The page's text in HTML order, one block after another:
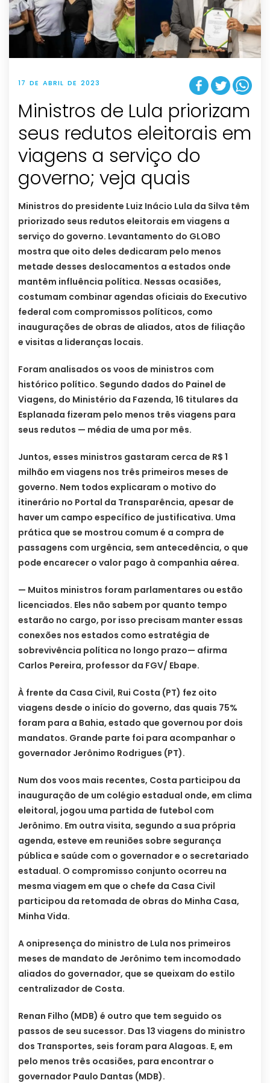
17 DE ABRIL DE 2023
Ministros de Lula priorizam
seus redutos eleitorais em
viagens a serviço do
governo; veja quais
Ministros do presidente Luiz Inácio Lula da Silva têm
priorizado seus redutos eleitorais em viagens a
serviço do governo. Levantamento do GLOBO
mostra que oito deles dedicaram pelo menos
metade desses deslocamentos a estados onde
mantêm influência política. Nessas ocasiões,
costumam combinar agendas oficiais do Executivo
federal com compromissos políticos, como
inaugurações de obras de aliados, atos de filiação
e visitas a lideranças locais.
Foram analisados os voos de ministros com
histórico político. Segundo dados do Painel de
Viagens, do Ministério da Fazenda, 16 titulares da
Esplanada fizeram pelo menos três viagens para
seus redutos — média de uma por mês.
Juntos, esses ministros gastaram cerca de R$ 1
milhão em viagens nos três primeiros meses de
governo. Nem todos explicaram o motivo do
itinerário no Portal da Transparência, apesar de
haver um campo específico de justificativa. Uma
prática que se mostrou comum é a compra de
passagens com urgência, sem antecedência, o que
pode encarecer o valor pago à companhia aérea.
— Muitos ministros foram parlamentares ou estão
licenciados. Eles não sabem por quanto tempo
estarão no cargo, por isso precisam manter essas
conexões nos estados como estratégia de
sobrevivência política no longo prazo— afirma
Carlos Pereira, professor da FGV/ Ebape.
À frente da Casa Civil, Rui Costa (PT) fez oito
viagens desde o início do governo, das quais 75%
foram para a Bahia, estado que governou por dois
mandatos. Grande parte foi para acompanhar o
governador Jerônimo Rodrigues (PT).
Num dos voos mais recentes, Costa participou da
inauguração de um colégio estadual onde, em clima
eleitoral, jogou uma partida de futebol com
Jerônimo. Em outra visita, segundo a sua própria
agenda, esteve em reuniões sobre segurança
pública e saúde com o governador e o secretariado
estadual. O compromisso conjunto ocorreu na
mesma viagem em que o chefe da Casa Civil
participou da retomada de obras do Minha Casa,
Minha Vida.
A onipresença do ministro de Lula nos primeiros
meses de mandato de Jerônimo tem incomodado
aliados do governador, que se queixam do estilo
centralizador de Costa.
Renan Filho (MDB) é outro que tem seguido os
passos de seu sucessor. Das 13 viagens do ministro
dos Transportes, seis foram para Alagoas. E, em
pelo menos três ocasiões, para encontrar o
governador Paulo Dantas (MDB).